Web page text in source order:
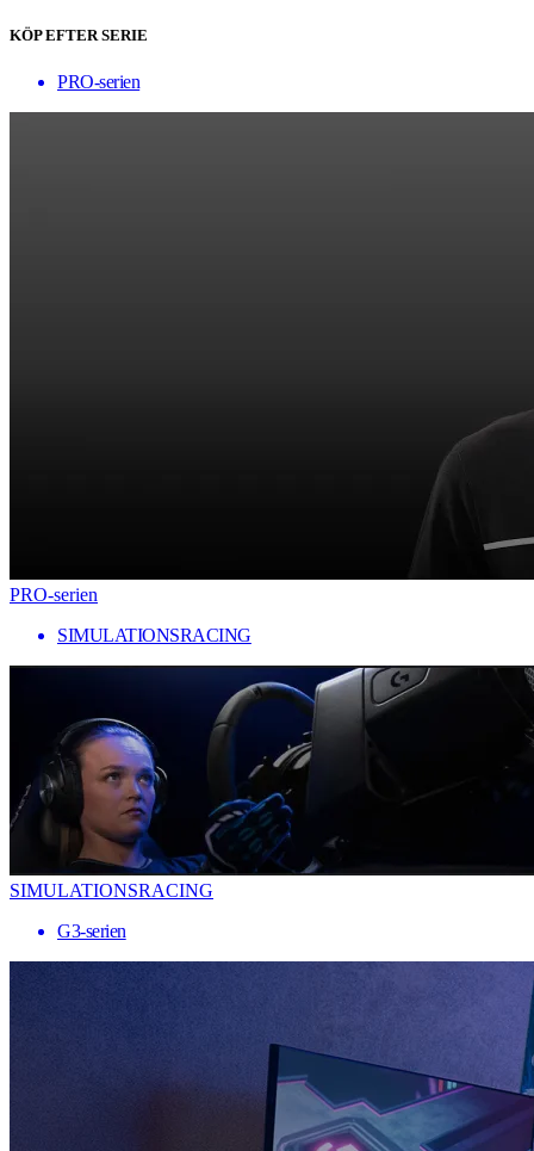
KÖP EFTER SERIE
PRO-serien
PRO-serien
SIMULATIONSRACING
SIMULATIONSRACING
G3-serien